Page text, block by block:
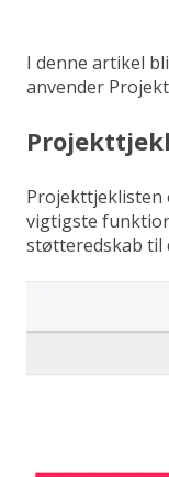
I denne artikel
anvender
Projekttjeklisten
vigtigste
støtteredskab til